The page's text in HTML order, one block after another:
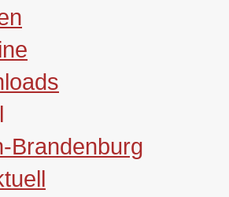
Brandenburg